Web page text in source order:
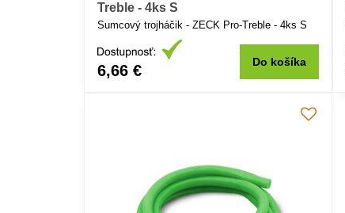
Treble - 4ks S
Sumcový trojháčik - ZECK Pro-Treble - 4ks S
6,66 € Do košíka